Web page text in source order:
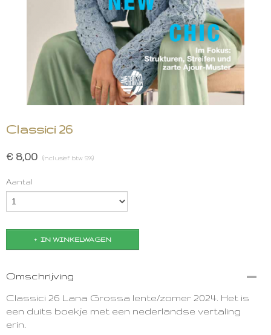
Classici 26
€ 8,00 (inclusief btw 9%)
Aantal
IN WINKELWAGEN
Omschrijving
Classici 26 Lana Grossa lente/zomer 2024. Het is
een duits boekje met een nederlandse vertaling
erin.